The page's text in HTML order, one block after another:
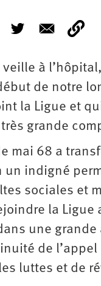
à
de notre
la Ligue et
grande
mai 68 a
un indigné
sociales et
la Ligue
une
de
luttes et de